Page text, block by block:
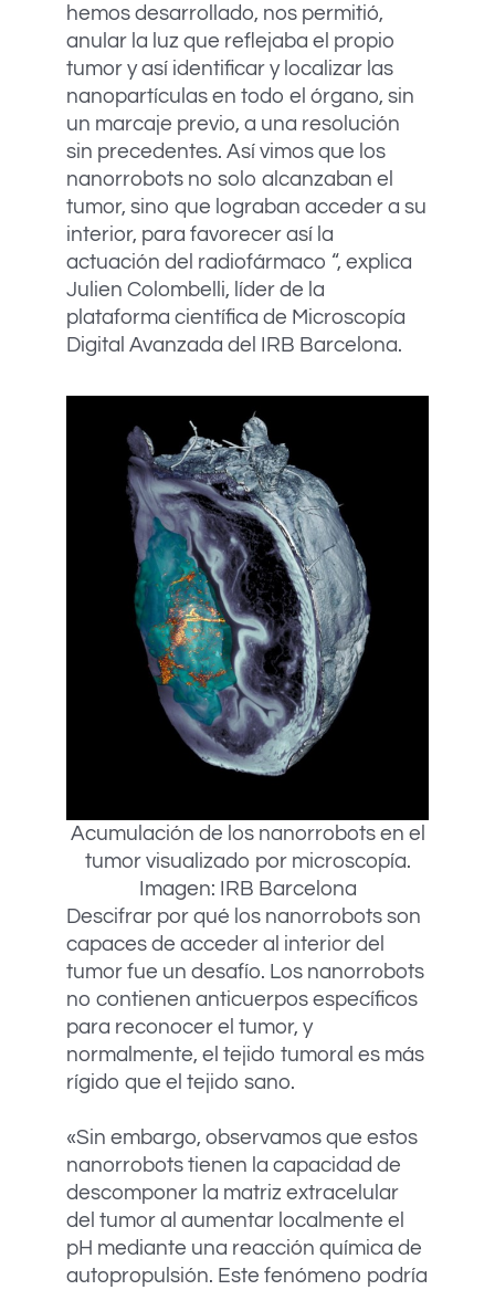
hemos desarrollado, nos permitió,
anular la luz que reflejaba el propio
tumor y así identificar y localizar las
nanopartículas en todo el órgano, sin
un marcaje previo, a una resolución
sin precedentes. Así vimos que los
nanorrobots no solo alcanzaban el
tumor, sino que lograban acceder a su
interior, para favorecer así la
actuación del radiofármaco “, explica
Julien Colombelli, líder de la
plataforma científica de Microscopía
Digital Avanzada del IRB Barcelona.
Acumulación de los nanorrobots en el
tumor visualizado por microscopía.
Imagen: IRB Barcelona
Descifrar por qué los nanorrobots son
capaces de acceder al interior del
tumor fue un desafío. Los nanorrobots
no contienen anticuerpos específicos
para reconocer el tumor, y
normalmente, el tejido tumoral es más
rígido que el tejido sano.
«Sin embargo, observamos que estos
nanorrobots tienen la capacidad de
descomponer la matriz extracelular
del tumor al aumentar localmente el
pH mediante una reacción química de
autopropulsión. Este fenómeno podría